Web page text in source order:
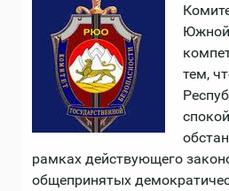
Южной
тем,
рамках действующего
общепринятых